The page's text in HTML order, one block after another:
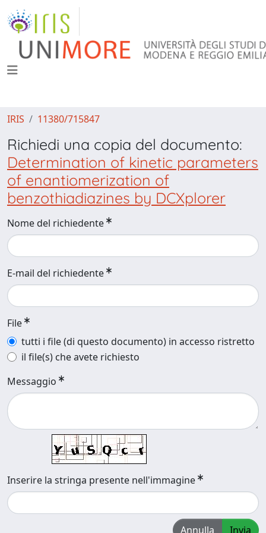
IRIS 11380/715847
Richiedi una copia del documento:
Determination of kinetic parameters
of enantiomerization of
benzothiadiazines by DCXplorer
Nome del richiedente
E-mail del richiedente
File
tutti i file (di questo documento) in accesso ristretto
il file(s) che avete richiesto
Messaggio
Inserire la stringa presente nell'immagine
Annulla Invia